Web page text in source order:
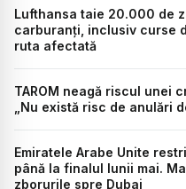
Lufthansa taie 20.000 de
carburanți, inclusiv curse
ruta afectată
TAROM neagă riscul unei
„Nu există risc de anulări
Emiratele Arabe Unite
până la finalul lunii mai.
zborurile spre Dubai